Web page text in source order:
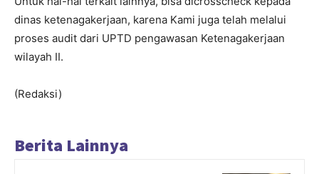
dinas ketenagakerjaan, karena Kami juga telah melalui
proses audit dari UPTD pengawasan Ketenagakerjaan
wilayah II.
(Redaksi)
Berita Lainnya